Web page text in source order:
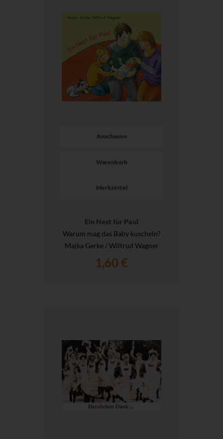
Anschauen
Warenkorb
Merkzettel
Ein Nest für Paul
Warum mag das Baby kuscheln?
Majka Gerke / Wiltrud Wagner
1,60 €